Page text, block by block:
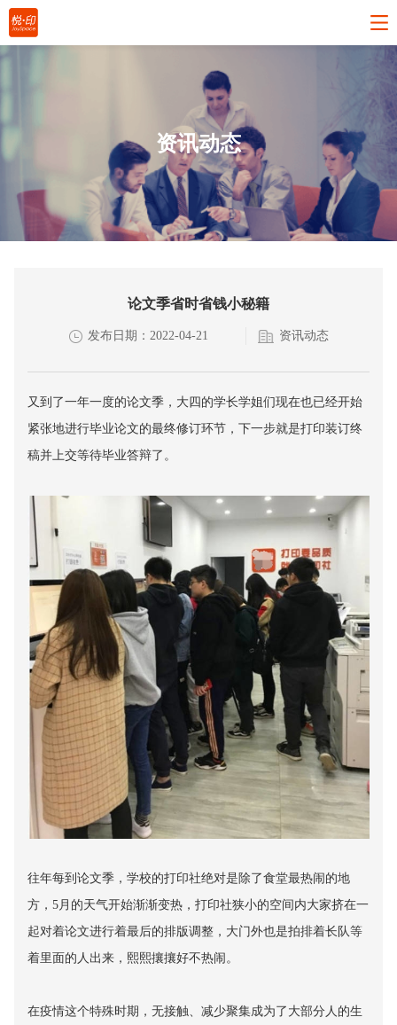
资讯动态
论文季省时省钱小秘籍
发布日期：2022-04-21 资讯动态
又到了一年一度的论文季，大四的学长学姐们现在也已经开始
紧张地进行毕业论文的最终修订环节，下一步就是打印装订终
稿并上交等待毕业答辩了。
往年每到论文季，学校的打印社绝对是除了食堂最热闹的地
方，5月的天气开始渐渐变热，打印社狭小的空间内大家挤在一
起对着论文进行着最后的排版调整，大门外也是拍排着长队等
着里面的人出来，熙熙攘攘好不热闹。
在疫情这个特殊时期，无接触、减少聚集成为了大部分人的生